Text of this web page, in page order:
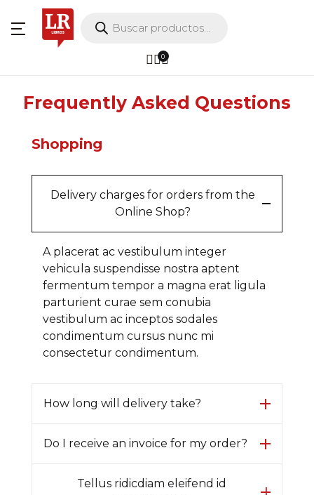
0
Menú
Larepublica.co
Cuenta
Recuerdame ¿Olvidaste tu contraseña?
Ingresar
Tu carrito (0)
No hay libros en el carrito.
Frequently Asked Questions
Shopping
Delivery charges for orders from the
Online Shop?
A placerat ac vestibulum integer
vehicula suspendisse nostra aptent
fermentum tempor a magna erat ligula
parturient curae sem conubia
vestibulum ac inceptos sodales
condimentum cursus nunc mi
consectetur condimentum.
How long will delivery take?
Do I receive an invoice for my order?
Tellus ridicdiam eleifend id